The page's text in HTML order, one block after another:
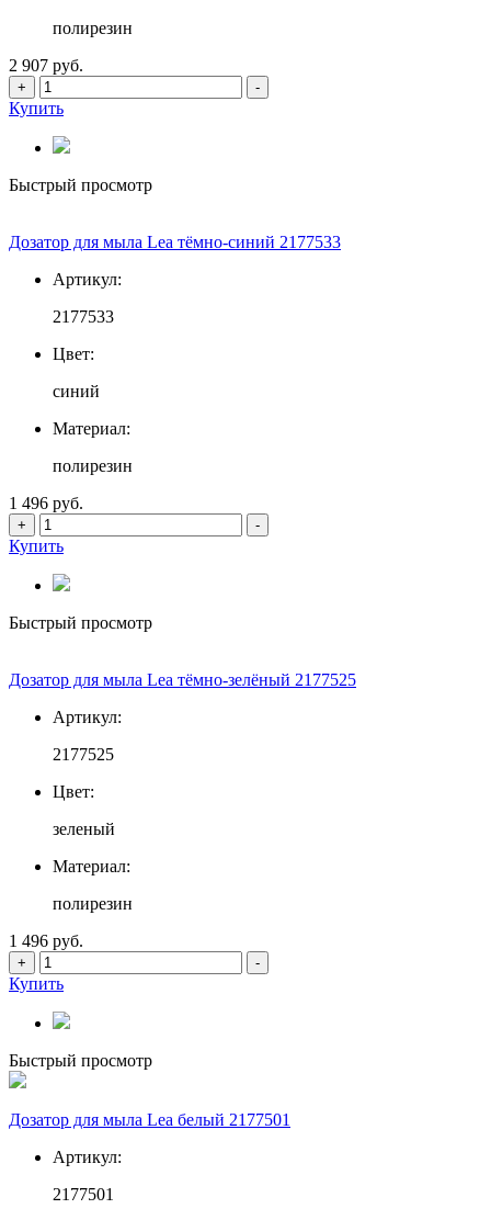
полирезин
2 907 руб.
+ -
Купить
Быстрый просмотр
Дозатор для мыла Lea тёмно-синий 2177533
Артикул:
2177533
Цвет:
синий
Материал:
полирезин
1 496 руб.
+ -
Купить
Быстрый просмотр
Дозатор для мыла Lea тёмно-зелёный 2177525
Артикул:
2177525
Цвет:
зеленый
Материал:
полирезин
1 496 руб.
+ -
Купить
Быстрый просмотр
Дозатор для мыла Lea белый 2177501
Артикул:
2177501